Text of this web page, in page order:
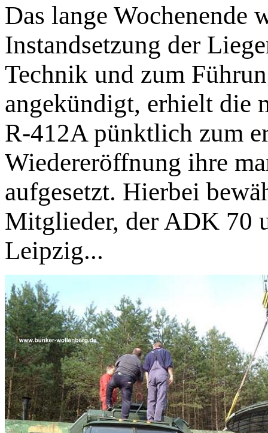
Das lange Wochenende
Instandsetzung der
Technik und zum
angekündigt, erhielt die
R-412A pünktlich zum
Wiedereröffnung ihre
aufgesetzt. Hierbei
Mitglieder, der ADK 70
Leipzig...